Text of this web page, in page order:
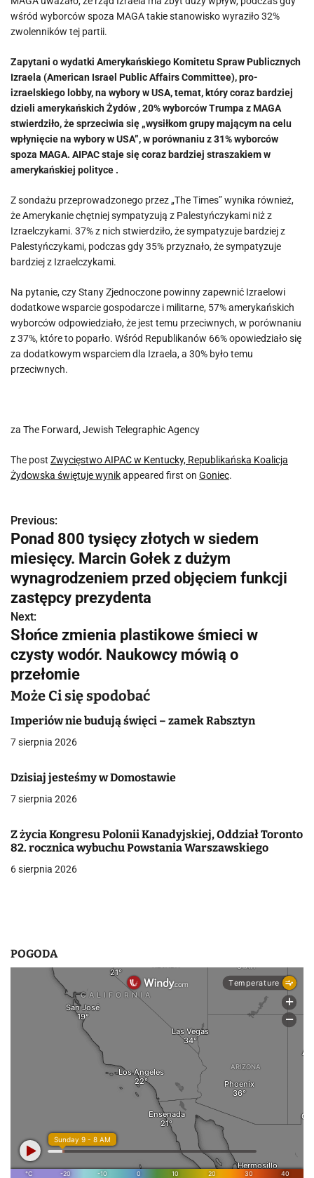
wśród wyborców spoza MAGA takie stanowisko wyraziło 32%
zwolenników tej partii.
Zapytani o wydatki Amerykańskiego Komitetu Spraw Publicznych
Izraela (American Israel Public Affairs Committee), pro-
izraelskiego lobby, na wybory w USA, temat, który coraz bardziej
dzieli amerykańskich Żydów , 20% wyborców Trumpa z MAGA
stwierdziło, że sprzeciwia się „wysiłkom grupy mającym na celu
wpłynięcie na wybory w USA”, w porównaniu z 31% wyborców
spoza MAGA. AIPAC staje się coraz bardziej straszakiem w
amerykańskiej polityce .
Z sondażu przeprowadzonego przez „The Times” wynika również,
że Amerykanie chętniej sympatyzują z Palestyńczykami niż z
Izraelczykami. 37% z nich stwierdziło, że sympatyzuje bardziej z
Palestyńczykami, podczas gdy 35% przyznało, że sympatyzuje
bardziej z Izraelczykami.
Na pytanie, czy Stany Zjednoczone powinny zapewnić Izraelowi
dodatkowe wsparcie gospodarcze i militarne, 57% amerykańskich
wyborców odpowiedziało, że jest temu przeciwnych, w porównaniu
z 37%, które to poparło. Wśród Republikanów 66% opowiedziało się
za dodatkowym wsparciem dla Izraela, a 30% było temu
przeciwnych.
za The Forward, Jewish Telegraphic Agency
The post Zwycięstwo AIPAC w Kentucky, Republikańska Koalicja
Żydowska świętuje wynikappeared first on Goniec.
N
a
w
i
g
a
c
j
a
p
s
u
Previous:
Ponad 800 tysięcy złotych w siedem
miesięcy. Marcin Gołek z dużym
wynagrodzeniem przed objęciem funkcji
zastępcy prezydenta
Next:
Słońce zmienia plastikowe śmieci w
czysty wodór. Naukowcy mówią o
przełomie
Może Ci się spodobać
Imperiów nie budują święci – zamek Rabsztyn
7 sierpnia 2026
Dzisiaj jesteśmy w Domostawie
7 sierpnia 2026
Z życia Kongresu Polonii Kanadyjskiej, Oddział Toronto
82. rocznica wybuchu Powstania Warszawskiego
6 sierpnia 2026
POGODA